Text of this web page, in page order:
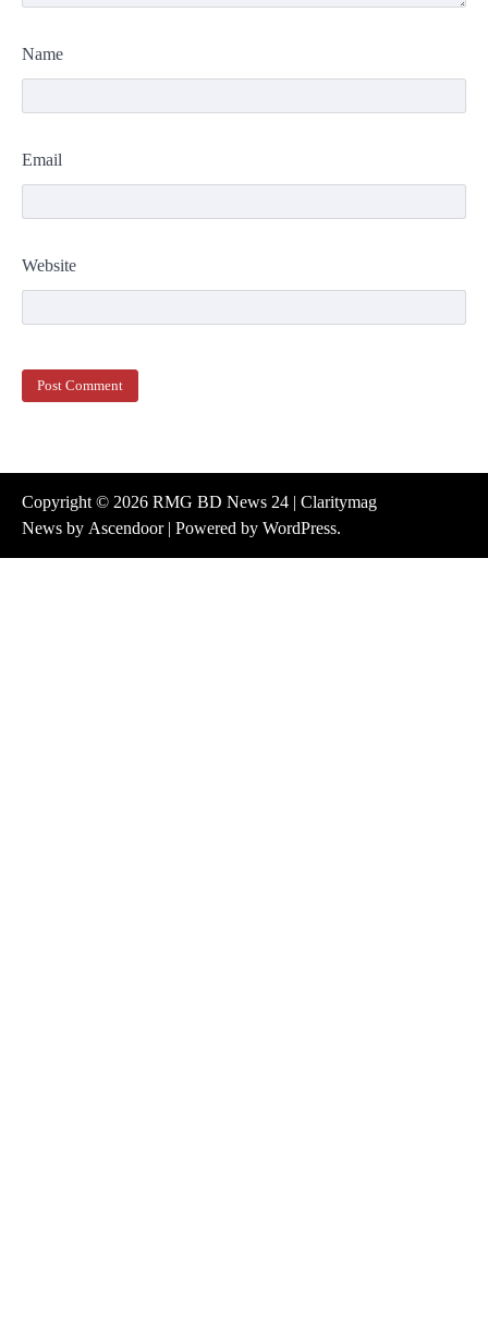
Name
Email
Website
Copyright © 2026 RMG BD News 24 | Claritymag
News by Ascendoor| Powered by WordPress.